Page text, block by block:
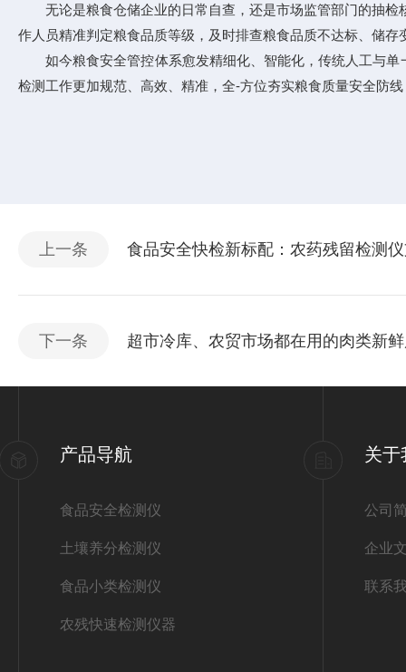
无论是粮食仓储企业的日常自查，还是市场监管部门的抽检
作人员精准判定粮食品质等级，及时排查粮食品质不达标、储
如今粮食安全管控体系愈发精细化、智能化，传统人工与单
检测工作更加规范、高效、精准，全-方位夯实粮食质量安全防
上一条 食品安全快检新标配：农药残留检测
下一条 超市冷库、农贸市场都在用的肉类新
产品导航
食品安全检测仪
土壤养分检测仪
食品小类检测仪
农残快速检测仪器
关于
公司
企业
联系